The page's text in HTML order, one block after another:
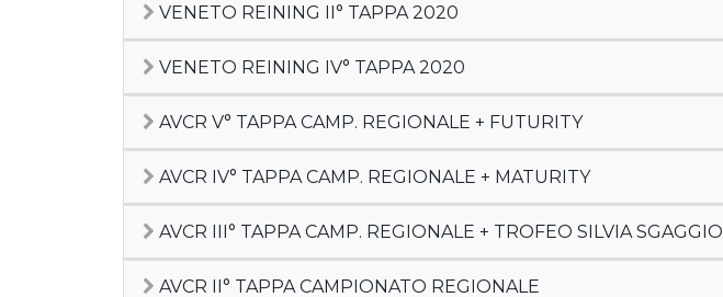
VENETO REINING II° TAPPA 2020
VENETO REINING IV° TAPPA 2020
AVCR V° TAPPA CAMP. REGIONALE + FUTURITY
AVCR IV° TAPPA CAMP. REGIONALE + MATURITY
AVCR III° TAPPA CAMP. REGIONALE + TROFEO SILVIA SGAGGIO
AVCR II° TAPPA CAMPIONATO REGIONALE